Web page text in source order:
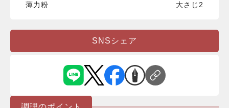
薄力粉 大さじ2
SNSシェア